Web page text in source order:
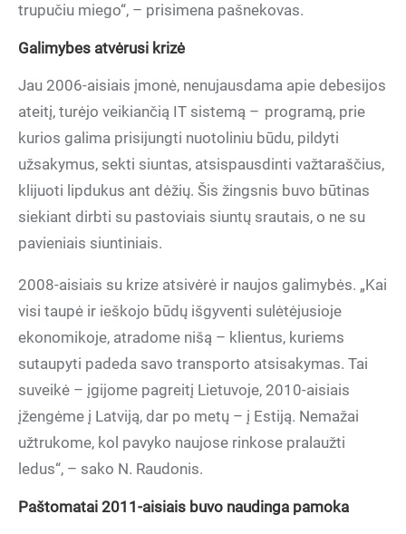
trupučiu miego“, – prisimena pašnekovas.
Galimybes atvėrusi krizė
Jau 2006-aisiais įmonė, nenujausdama apie debesijos
ateitį, turėjo veikiančią IT sistemą – programą, prie
kurios galima prisijungti nuotoliniu būdu, pildyti
užsakymus, sekti siuntas, atsispausdinti važtaraščius,
klijuoti lipdukus ant dėžių. Šis žingsnis buvo būtinas
siekiant dirbti su pastoviais siuntų srautais, o ne su
pavieniais siuntiniais.
2008-aisiais su krize atsivėrė ir naujos galimybės. „Kai
visi taupė ir ieškojo būdų išgyventi sulėtėjusioje
ekonomikoje, atradome nišą – klientus, kuriems
sutaupyti padeda savo transporto atsisakymas. Tai
suveikė – įgijome pagreitį Lietuvoje, 2010-aisiais
įžengėme į Latviją, dar po metų – į Estiją. Nemažai
užtrukome, kol pavyko naujose rinkose pralaužti
ledus“, – sako N. Raudonis.
Paštomatai 2011-aisiais buvo naudinga pamoka